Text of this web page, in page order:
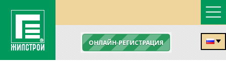
ОНЛАЙН-РЕГИСТРАЦИЯ